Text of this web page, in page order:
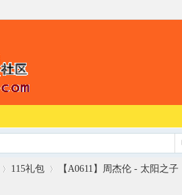
115礼包 【A0611】周杰伦 - 太阳之